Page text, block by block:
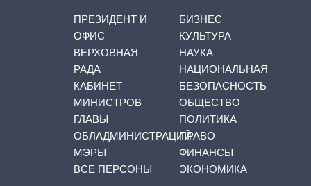
ПРЕЗИДЕНТ И
ОФИС
ВЕРХОВНАЯ
РАДА
КАБИНЕТ
МИНИСТРОВ
ГЛАВЫ
ОБЛАДМИНИСТРАЦИЙ
МЭРЫ
ВСЕ ПЕРСОНЫ
БИЗНЕС
КУЛЬТУРА
НАУКА
НАЦИОНАЛЬНАЯ
БЕЗОПАСНОСТЬ
ОБЩЕСТВО
ПОЛИТИКА
ПРАВО
ФИНАНСЫ
ЭКОНОМИКА